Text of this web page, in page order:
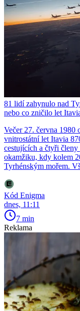
81 lidí zahynulo nad
nebo co zničilo let
Večer 27. června 1980
vnitrostátní let Itavia
cestujících a čtyři
okamžiku, kdy kolem
Tyrhénským mořem.
Kód Enigma
dnes, 11:11
7 min
Reklama